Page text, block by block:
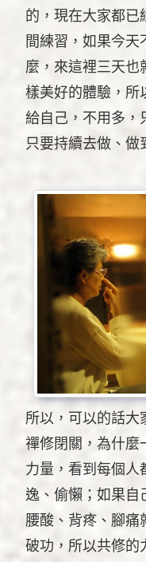
的，現在大家都已
間練習，如果今
麼，來這裡三天也
樣美好的體驗，所
給自己，不用多，
只要持續去做、做
所以，可以的話大
禪修閉關，為什麼
力量，看到每個人
逸、偷懶；如果自
腰酸、背疼、腳痛
破功，所以共修的